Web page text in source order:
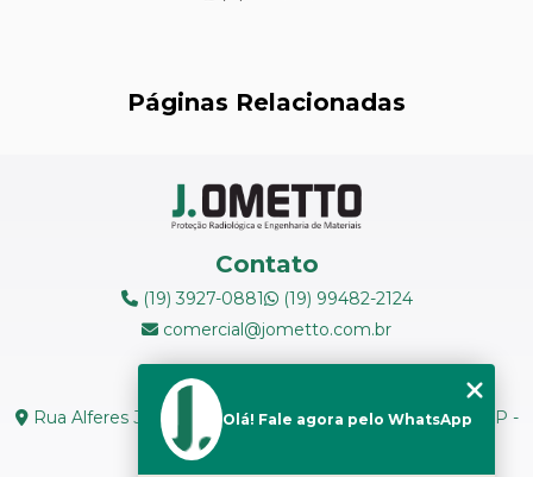
MANUTENÇÃO DE MEDIDORES DE RADIAÇÃO
MEDIÇÃO DE FERRITA
RÉPLICAS METALOGRÁFICAS
Páginas Relacionadas
Contato
(19) 3927-0881
(19) 99482-2124
comercial@jometto.com.br
Endereço
Rua Alferes José Caetano, N 1665 - Centro Piracicaba - SP -
CEP: 13400-126
Seg. a Sex: 8h ás 18h
Olá! Fale agora pelo WhatsApp